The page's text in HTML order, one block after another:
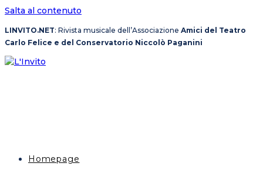
Salta al contenuto
LINVITO.NET: Rivista musicale dell’Associazione Amici del Teatro
Carlo Felice e del Conservatorio Niccolò Paganini
Homepage